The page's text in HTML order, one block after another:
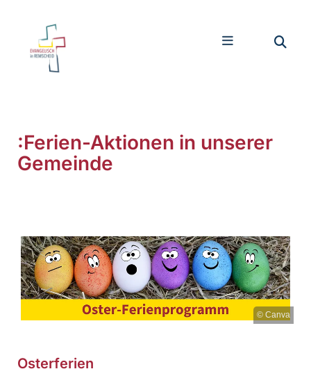
:Ferien-Aktionen in unserer
Gemeinde
© Canva
Osterferien